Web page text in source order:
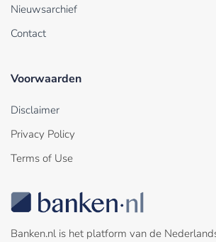
Nieuwsarchief
Contact
Voorwaarden
Disclaimer
Privacy Policy
Terms of Use
Banken.nl is het platform van de